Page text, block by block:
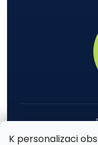
K personalizaci
VISA